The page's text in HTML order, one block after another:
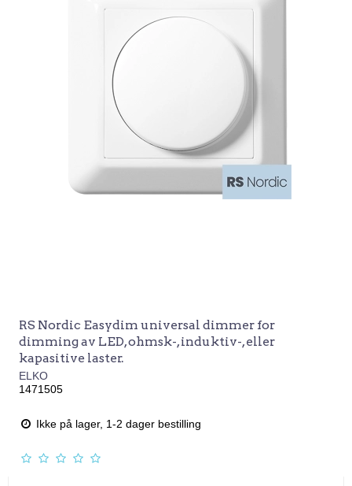
RS Nordic Easydim universal dimmer for
dimming av LED, ohmsk-, induktiv-, eller
kapasitive laster.
ELKO
1471505
Ikke på lager, 1-2 dager bestilling